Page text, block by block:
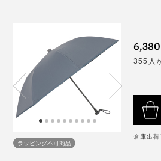
必要十分の“短傘”を携帯すれば、
も、余裕でブロックできます。
カラーは「ライトグレー」「グ
3. 尖っていない
『+TIC HYBRID』は、傘の親
（つゆさき）」が隠れたデザイン
さしてしまう心配がありません。
この傘は、そんなストレスがない
に入れられる傘は、ほかにない
加えて、露先が隠れていることの
ラッピング不可商品
6,380
355人
倉庫出荷